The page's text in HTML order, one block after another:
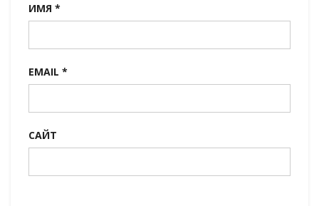
ИМЯ *
EMAIL *
САЙТ